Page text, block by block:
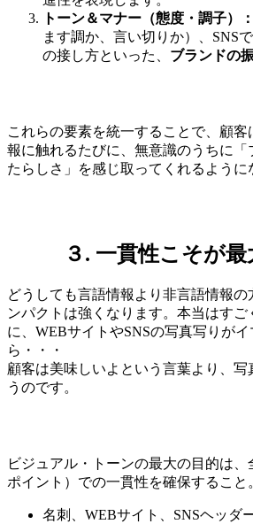
トーン＆マナー（態度・調子）：
ます調か、言い切りか）、SNS
の接し方といった、 ブランドの
これらの要素を統一することで、顧
報に触れるたびに、無意識のうちに「
たらしさ」を感じ取ってくれるように
３. 一貫性こそが
どうしても言語情報より非言語情報の
ンパクトは強くなります。本当はす
に、WEBサイトやSNSの写真写りが
ら・・・
顧客は美味しいよという言葉より、写
うのです。
ビジュアル・トーンの最大の目的は
ポイント）での一貫性を確保すること
名刺、WEBサイト、SNSヘッダ